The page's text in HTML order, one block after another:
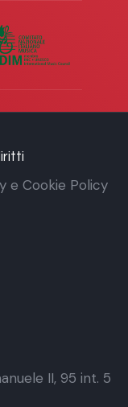
e Cookie Policy
II, 95 int. 5